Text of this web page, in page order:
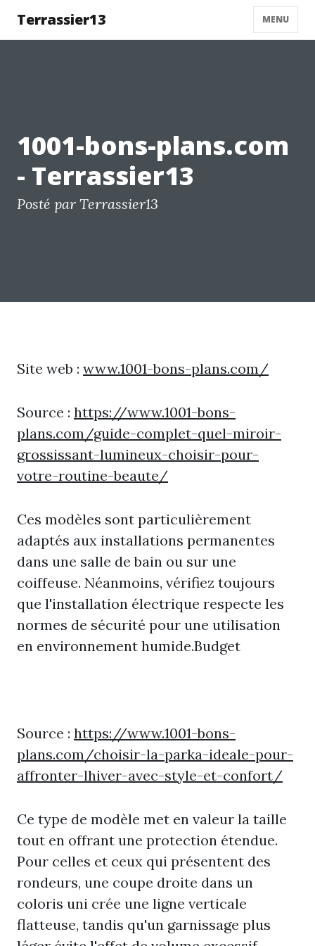
Terrassier13 MENU
1001-bons-plans.com
- Terrassier13
Posté par Terrassier13
Site web : www.1001-bons-plans.com/
Source : https://www.1001-bons-
plans.com/guide-complet-quel-miroir-
grossissant-lumineux-choisir-pour-
votre-routine-beaute/
Ces modèles sont particulièrement
adaptés aux installations permanentes
dans une salle de bain ou sur une
coiffeuse. Néanmoins, vérifiez toujours
que l'installation électrique respecte les
normes de sécurité pour une utilisation
en environnement humide.Budget
Source : https://www.1001-bons-
plans.com/choisir-la-parka-ideale-pour-
affronter-lhiver-avec-style-et-confort/
Ce type de modèle met en valeur la taille
tout en offrant une protection étendue.
Pour celles et ceux qui présentent des
rondeurs, une coupe droite dans un
coloris uni crée une ligne verticale
flatteuse, tandis qu'un garnissage plus